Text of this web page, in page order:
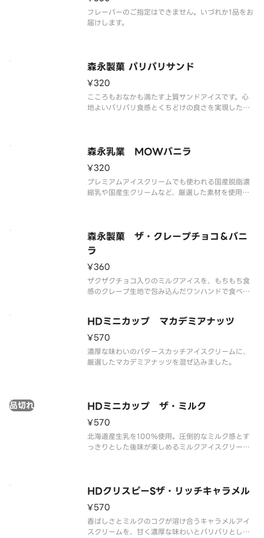
フレーバーのご指定はできません。いづれか1品をお
届けします。
森永製菓 パリパリサンド
¥320
こころもおなかも満たす上質サンドアイスです。心
地よいパリパリ食感とくちどけの良さを実現したパ
森永乳業 MOWバニラ
¥320
プレミアムアイスクリームでも使われる国産脱脂濃
縮乳や国産生クリームなど、厳選した素材を使用し
森永製菓 ザ・クレープチョコ＆バニ
ラ
¥360
ザクザクチョコ入りのミルクアイスを、もちもち食
感のクレープ生地で包み込んだワンハンドで食べれ
HDミニカップ マカデミアナッツ
¥570
濃厚な味わいのバタースカッチアイスクリームに、
厳選したマカデミアナッツを混ぜ込みました。
HDミニカップ ザ・ミルク
品切れ
¥570
北海道産生乳を100％使用。圧倒的なミルク感とす
っきりとした後味が楽しめるミルクアイスクリーム
HDクリスピーSザ・リッチキャラメル
¥570
香ばしさとミルクのコクが溶け合うキャラメルアイ
スクリームを、甘く濃厚な味わいとパリパリとした